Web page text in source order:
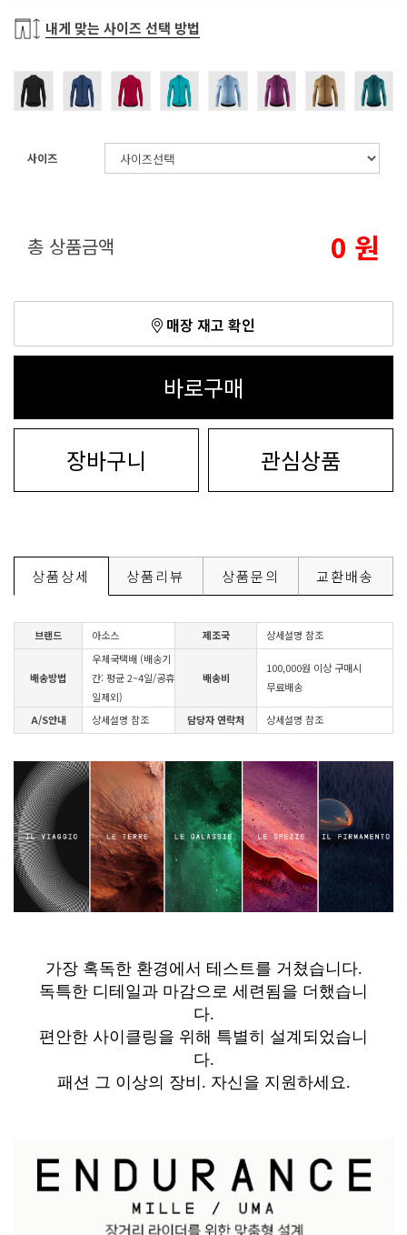
내게 맞는 사이즈 선택 방법
사이즈
총 상품금액 0 원
매장 재고 확인
바로구매
장바구니 관심상품
상품상세 상품리뷰 상품문의 교환배송
브랜드 아소스 제조국 상세설명 참조
배송방법
우체국택배 (배송기
간: 평균 2~4일/공휴
일제외)
배송비
100,000원 이상 구매시
무료배송
A/S안내 상세설명 참조 담당자 연락처 상세설명 참조
가장 혹독한 환경에서 테스트를 거쳤습니다.
독특한 디테일과 마감으로 세련됨을 더했습니
다.
편안한 사이클링을 위해 특별히 설계되었습니
다.
패션 그 이상의 장비. 자신을 지원하세요.